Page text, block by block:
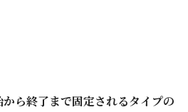
ら終了まで固定されるタイプの